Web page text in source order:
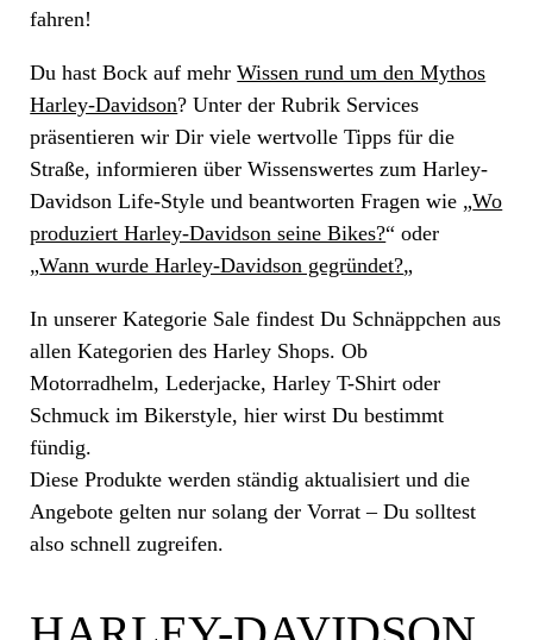
fahren!
Du hast Bock auf mehrWissen rund um den Mythos
Harley-Davidson? Unter der Rubrik Services
präsentieren wir Dir viele wertvolle Tipps für die
Straße, informieren über Wissenswertes zum Harley-
Davidson Life-Style und beantworten Fragen wie „Wo
produziert Harley-Davidson seine Bikes?“ oder
„Wann wurde Harley-Davidson gegründet?„
In unserer Kategorie Sale findest Du Schnäppchen aus
allen Kategorien des Harley Shops. Ob
Motorradhelm, Lederjacke, Harley T-Shirt oder
Schmuck im Bikerstyle, hier wirst Du bestimmt
fündig.
Diese Produkte werden ständig aktualisiert und die
Angebote gelten nur solang der Vorrat – Du solltest
also schnell zugreifen.